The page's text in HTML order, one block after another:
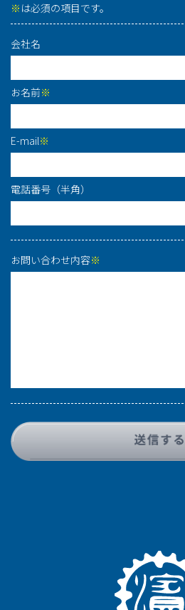
※ は必須の項目です。
会社名
お名前※
E-mail※
電話番号（半角）
お問い合わせ内容※